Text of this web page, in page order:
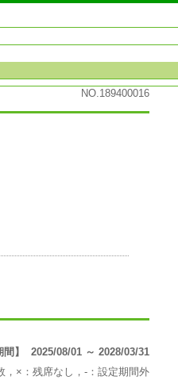
NO.189400016
間】 2025/08/01 ～ 2028/03/31
，×：残席なし，-：設定期間外